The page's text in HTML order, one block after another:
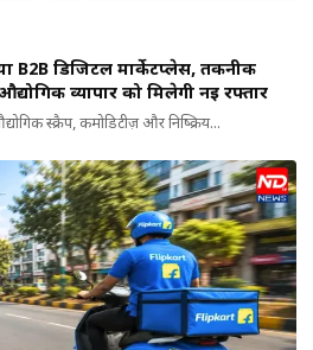
B2B डिजिटल मार्केटप्लेस, तकनीक
व्यापार को मिलेगी नई रफ्तार
स्क्रैप, कमोडिटीज़ और निष्क्रिय...